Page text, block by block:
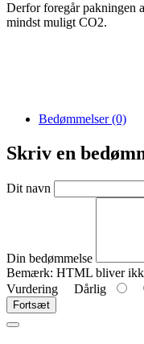
Derfor foregår pakningen
mindst muligt CO2.
Bedømmelser (0)
Skriv en
Dit navn
Din bedømmelse
Bemærk: HTML bliver
Vurdering Dårlig
Fortsæt